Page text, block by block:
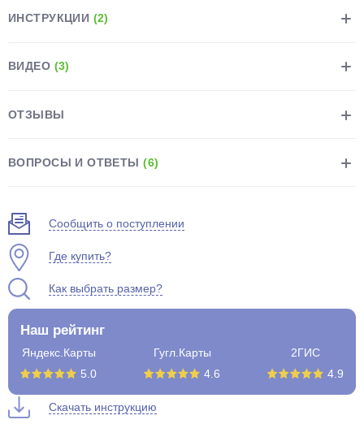
ИНСТРУКЦИИ (2)
ВИДЕО (3)
ОТЗЫВЫ
ВОПРОСЫ И ОТВЕТЫ(6)
Сообщить о поступлении
Где купить?
Как выбрать размер?
Наш рейтинг
Яндекс.Карты
5.0
Гугл.Карты
4.6
2ГИС
4.9
Скачать инструкцию